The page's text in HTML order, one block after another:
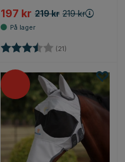
197 kr 219 kr 219 kr
Karakter: (21)